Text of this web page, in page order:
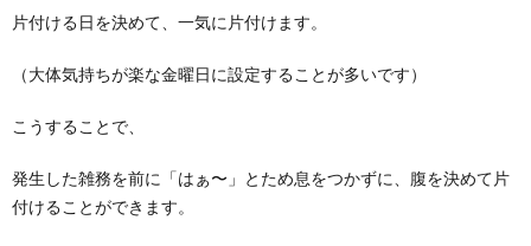
片付ける日を決めて、一気に片付けます。
（大体気持ちが楽な金曜日に設定することが多いです）
こうすることで、
発生した雑務を前に「はぁ〜」とため息をつかずに、腹を決めて片
付けることができます。